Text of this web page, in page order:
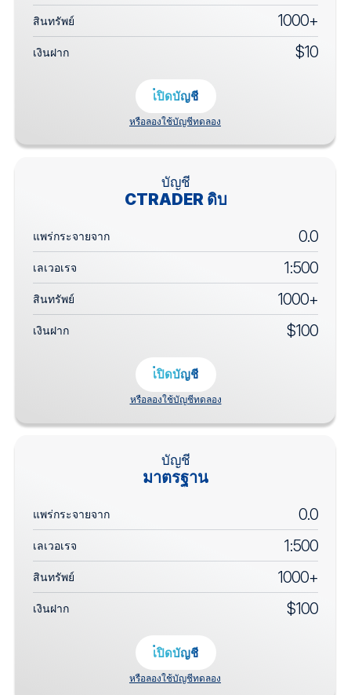
สินทรัพย์ 1000+
เงินฝาก $10
เปิดบัญชี
หรือลองใช้บัญชีทดลอง
บัญชี
CTRADER ดิบ
แพร่กระจายจาก 0.0
เลเวอเรจ 1:500
สินทรัพย์ 1000+
เงินฝาก $100
เปิดบัญชี
หรือลองใช้บัญชีทดลอง
บัญชี
มาตรฐาน
แพร่กระจายจาก 0.0
เลเวอเรจ 1:500
สินทรัพย์ 1000+
เงินฝาก $100
เปิดบัญชี
หรือลองใช้บัญชีทดลอง